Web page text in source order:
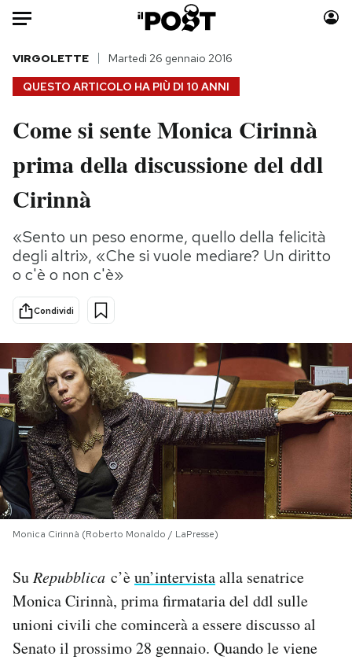
Auto
HOME
Italia
Politica
Tecnologia
Scienza
Sport
Moda
Consumismi
Media
PODCAST
NEWSLETTER
I MIEI PREFERITI
SHOP
CALENDARIO
AREA PERSONALE
QUESTO ARTICOLO HA PIÙ DI 10 ANNI
VIRGOLETTE Martedì 26 gennaio 2016
Come si sente Monica Cirinnà
prima della discussione del ddl
Cirinnà
«Sento un peso enorme, quello della felicità
degli altri», «Che si vuole mediare? Un diritto
o c'è o non c'è»
Condividi
Monica Cirinnà (Roberto Monaldo / LaPresse)
SuRepubblica c’èun’intervistaalla senatrice
Monica Cirinnà, prima firmataria del ddl sulle
unioni civili che comincerà a essere discusso al
Senato il prossimo 28 gennaio. Quando le viene